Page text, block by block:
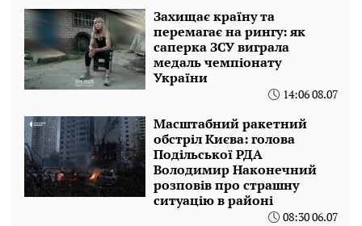
Захищає країну та
перемагає на рингу: як
саперка ЗСУ виграла
медаль чемпіонату
України
14:06 08.07
Масштабний ракетний
обстріл Києва: голова
Подільської РДА
Володимир Наконечний
розповів про страшну
ситуацію в районі
08:30 06.07